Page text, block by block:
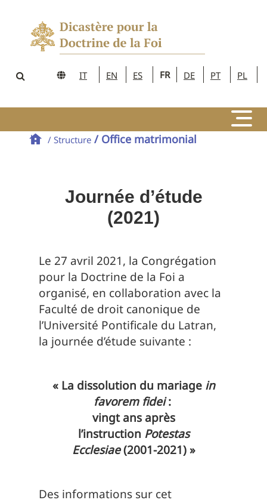
IT EN ES FR DE PT PL
/ Structure / Office matrimonial
Journée d’étude
(2021)
Le 27 avril 2021, la Congrégation
pour la Doctrine de la Foi a
organisé, en collaboration avec la
Faculté de droit canonique de
l’Université Pontificale du Latran,
la journée d’étude suivante :
« La dissolution du mariage in
favorem fidei:
vingt ans après
l’instruction Potestas
Ecclesiae(2001-2021) »
Des informations sur cet